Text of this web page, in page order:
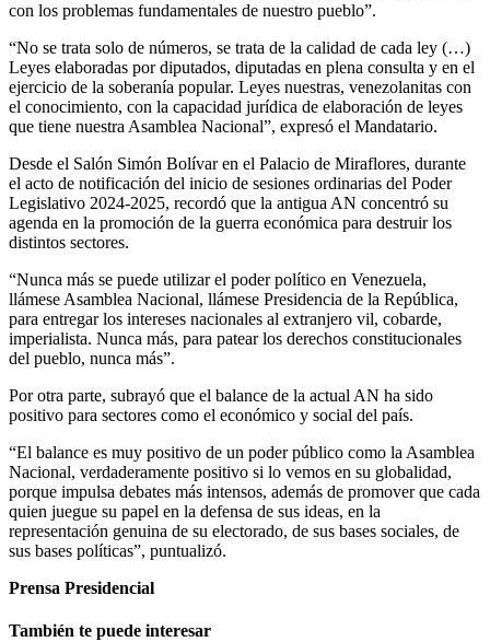
con los problemas fundamentales de nuestro pueblo”.
“No se trata solo de números, se trata de la calidad de cada ley (…)
Leyes elaboradas por diputados, diputadas en plena consulta y en el
ejercicio de la soberanía popular. Leyes nuestras, venezolanitas con
el conocimiento, con la capacidad jurídica de elaboración de leyes
que tiene nuestra Asamblea Nacional”, expresó el Mandatario.
Desde el Salón Simón Bolívar en el Palacio de Miraflores, durante
el acto de notificación del inicio de sesiones ordinarias del Poder
Legislativo 2024-2025, recordó que la antigua AN concentró su
agenda en la promoción de la guerra económica para destruir los
distintos sectores.
“Nunca más se puede utilizar el poder político en Venezuela,
llámese Asamblea Nacional, llámese Presidencia de la República,
para entregar los intereses nacionales al extranjero vil, cobarde,
imperialista. Nunca más, para patear los derechos constitucionales
del pueblo, nunca más”.
Por otra parte, subrayó que el balance de la actual AN ha sido
positivo para sectores como el económico y social del país.
“El balance es muy positivo de un poder público como la Asamblea
Nacional, verdaderamente positivo si lo vemos en su globalidad,
porque impulsa debates más intensos, además de promover que cada
quien juegue su papel en la defensa de sus ideas, en la
representación genuina de su electorado, de sus bases sociales, de
sus bases políticas”, puntualizó.
Prensa Presidencial
También te puede interesar